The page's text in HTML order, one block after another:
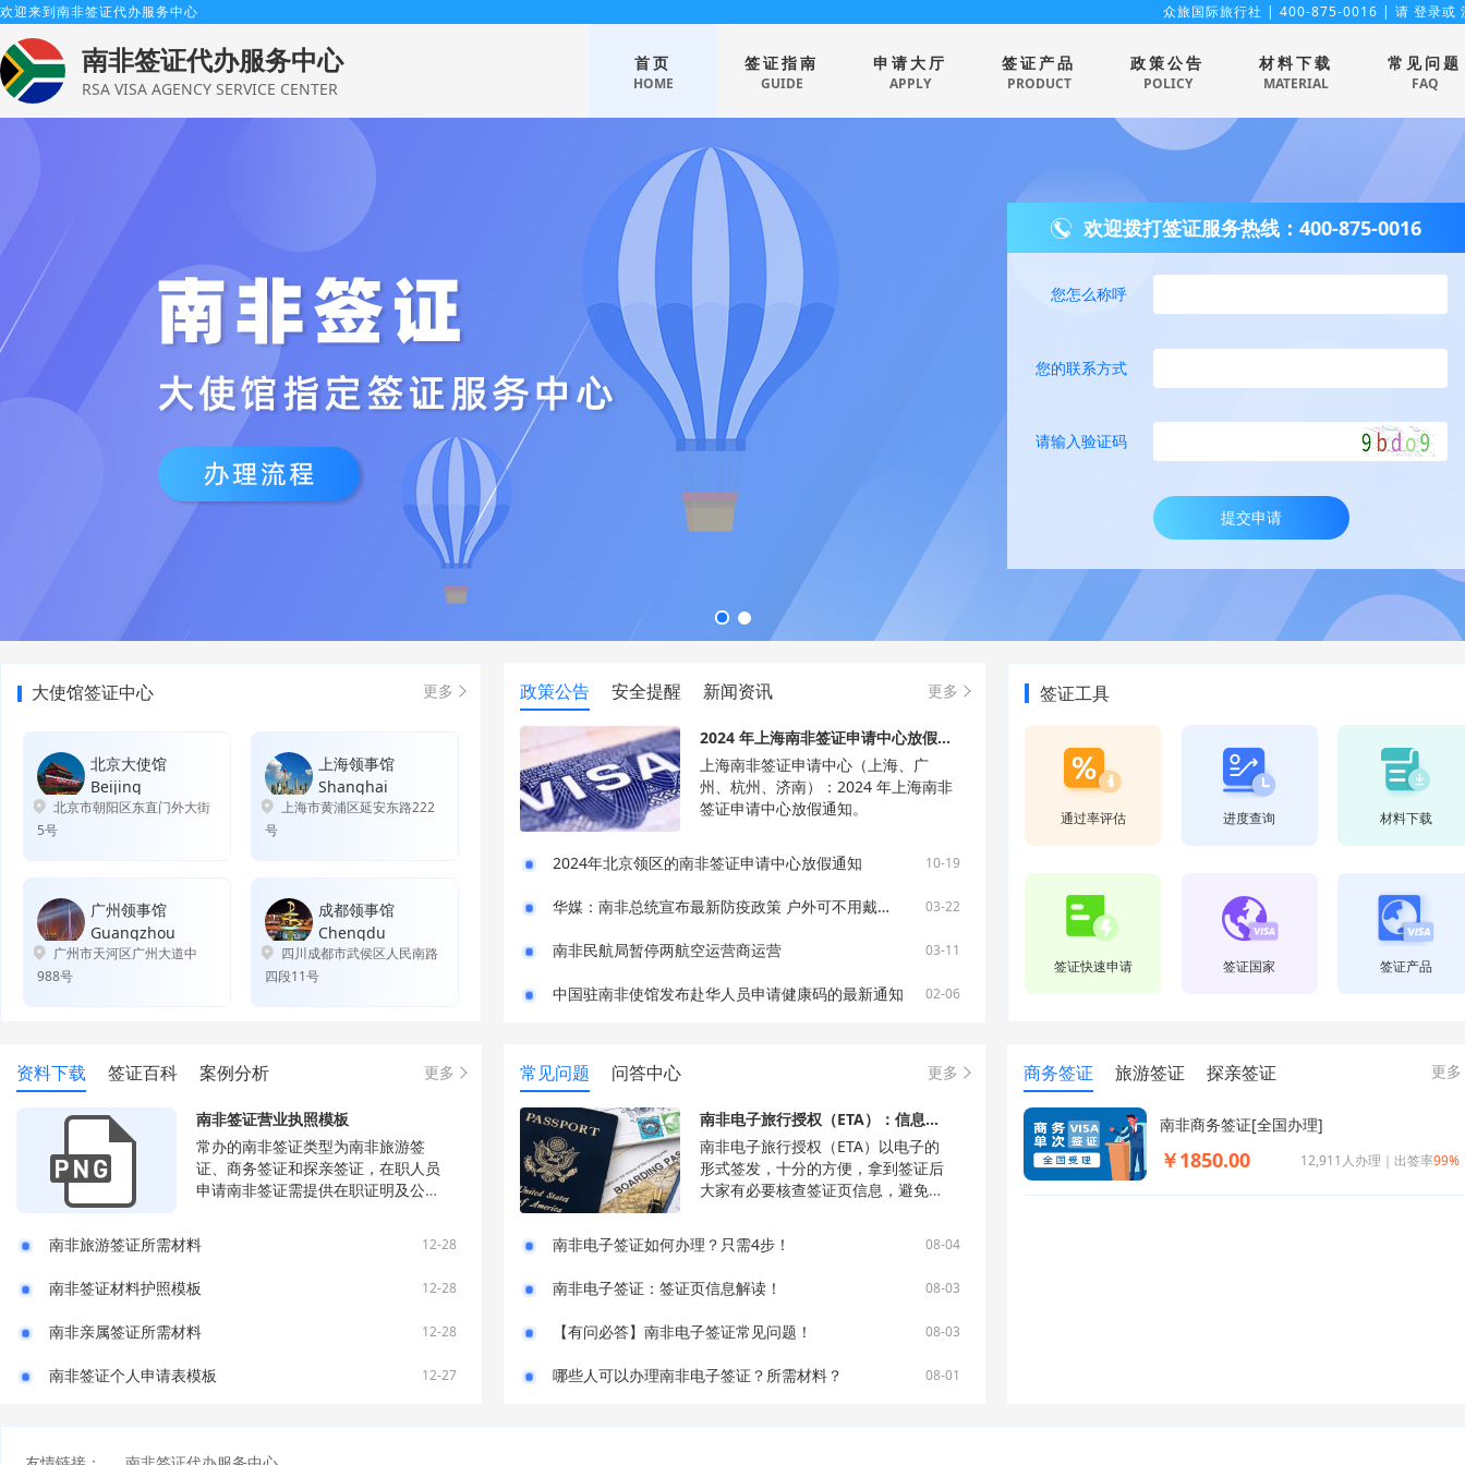
欢迎来到南非签证代办服务中心 众旅国际旅行社 | 400-875-0016 | 请 登录或
南非签证代办服务中心
RSA VISA AGENCY SERVICE CENTER
首页
HOME
签证指南
GUIDE
申请大厅
APPLY
签证产品
PRODUCT
政策公告
POLICY
材料下载
MATERIAL
常见问题
FAQ
欢迎拨打签证服务热线：400-875-0016
您怎么称呼
您的联系方式
请输入验证码
大使馆签证中心 更多
北京大使馆
Beijing
北京市朝阳区东直门外大街
5号
上海领事馆
Shanghai
上海市黄浦区延安东路222
号
广州领事馆
Guangzhou
广州市天河区广州大道中
988号
成都领事馆
Chengdu
四川成都市武侯区人民南路
四段11号
政策公告 安全提醒 新闻资讯 更多
2024 年上海南非签证申请中心放假通知
上海南非签证申请中心（上海、广
州、杭州、济南）：2024 年上海南非
签证申请中心放假通知。
2024年北京领区的南非签证申请中心放假通知 10-19
华媒：南非总统宣布最新防疫政策 户外可不用戴口罩 03-22
南非民航局暂停两航空运营商运营 03-11
中国驻南非使馆发布赴华人员申请健康码的最新通知 02-06
签证工具
通过率评估 进度查询 材料下载
签证快速申请 签证国家 签证产品
资料下载 签证百科 案例分析 更多
南非签证营业执照模板
常办的南非签证类型为南非旅游签
证、商务签证和探亲签证，在职人员
申请南非签证需提供在职证明及公司
件。
南非旅游签证所需材料 12-28
南非签证材料护照模板 12-28
南非亲属签证所需材料 12-28
南非签证个人申请表模板 12-27
常见问题 问答中心 更多
南非电子旅行授权（ETA）：信息解读！
南非电子旅行授权（ETA）以电子的
形式签发，十分的方便，拿到签证后
大家有必要核查签证页信息，避免有
电子旅行授权（ETA）信息解读：1、
头部Republic of South Africa：南非
共和国Visitor's visa < 90 days /
Electronic Travel Authorization
(ETA) - Section 10(A)：访客签证
南非电子签证如何办理？只需4步！ 08-04
南非电子签证：签证页信息解读！ 08-03
【有问必答】南非电子签证常见问题！ 08-03
哪些人可以办理南非电子签证？所需材料？ 08-01
商务签证 旅游签证 探亲签证 更多
南非商务签证[全国办理]
￥1850.00 12,911人办理｜出签率99%